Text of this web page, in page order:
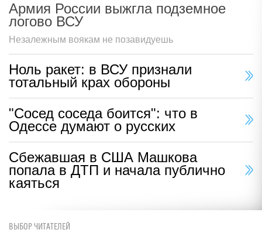
Армия России выжгла подземное
логово ВСУ
Незалежным воякам не позавидуешь
Ноль ракет: в ВСУ признали
тотальный крах обороны
"Сосед соседа боится": что в
Одессе думают о русских
Сбежавшая в США Машкова
попала в ДТП и начала публично
каяться
ВЫБОР ЧИТАТЕЛЕЙ